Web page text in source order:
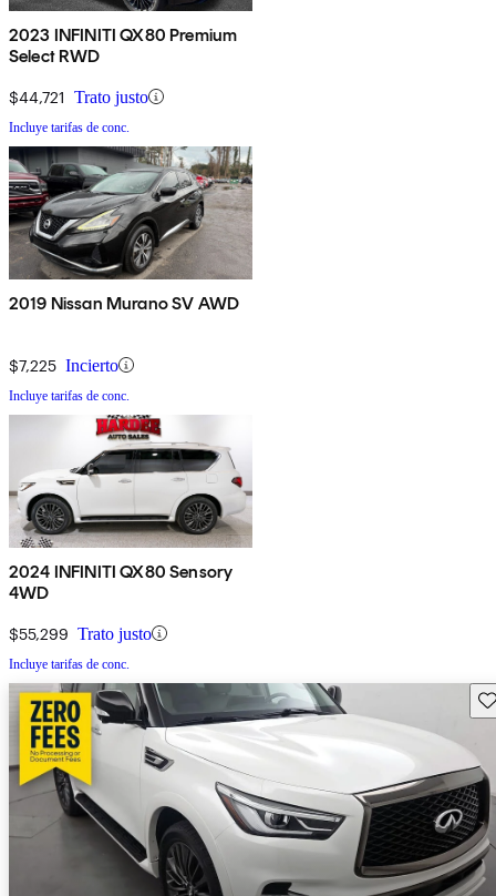
2023 INFINITI QX80 Premium
Select RWD
$44,721 Trato justo
Incluye tarifas de conc.
2019 Nissan Murano SV AWD
$7,225 Incierto
Incluye tarifas de conc.
2024 INFINITI QX80 Sensory
4WD
$55,299 Trato justo
Incluye tarifas de conc.